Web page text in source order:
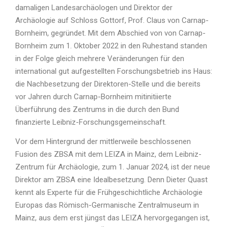
damaligen Landesarchäologen und Direktor der
Archäologie auf Schloss Gottorf, Prof. Claus von Carnap-
Bornheim, gegründet. Mit dem Abschied von von Carnap-
Bornheim zum 1. Oktober 2022 in den Ruhestand standen
in der Folge gleich mehrere Veränderungen für den
international gut aufgestellten Forschungsbetrieb ins Haus:
die Nachbesetzung der Direktoren-Stelle und die bereits
vor Jahren durch Carnap-Bornheim mitinitiierte
Überführung des Zentrums in die durch den Bund
finanzierte Leibniz-Forschungsgemeinschaft.
Vor dem Hintergrund der mittlerweile beschlossenen
Fusion des ZBSA mit dem LEIZA in Mainz, dem Leibniz-
Zentrum für Archäologie, zum 1. Januar 2024, ist der neue
Direktor am ZBSA eine Idealbesetzung. Denn Dieter Quast
kennt als Experte für die Frühgeschichtliche Archäologie
Europas das Römisch-Germanische Zentralmuseum in
Mainz, aus dem erst jüngst das LEIZA hervorgegangen ist,